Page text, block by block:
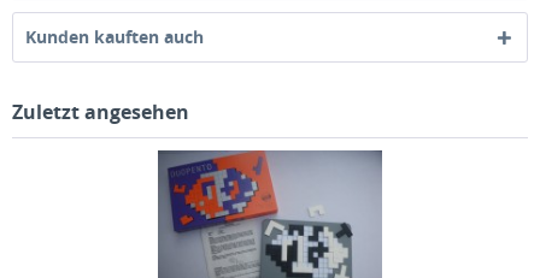
Kunden kauften auch
Zuletzt angesehen